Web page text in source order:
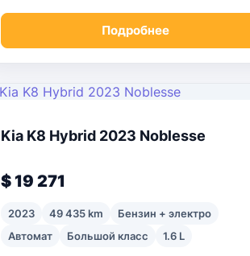
Подробнее
Kia K8 Hybrid 2023 Noblesse
$ 19 271
2023 49 435 km
Бензин + электро
Автомат
Большой класс 1.6 L